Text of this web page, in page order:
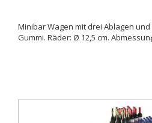
Minibar Wagen mit drei Ablagen
Gummi. Räder: Ø 12,5 cm.